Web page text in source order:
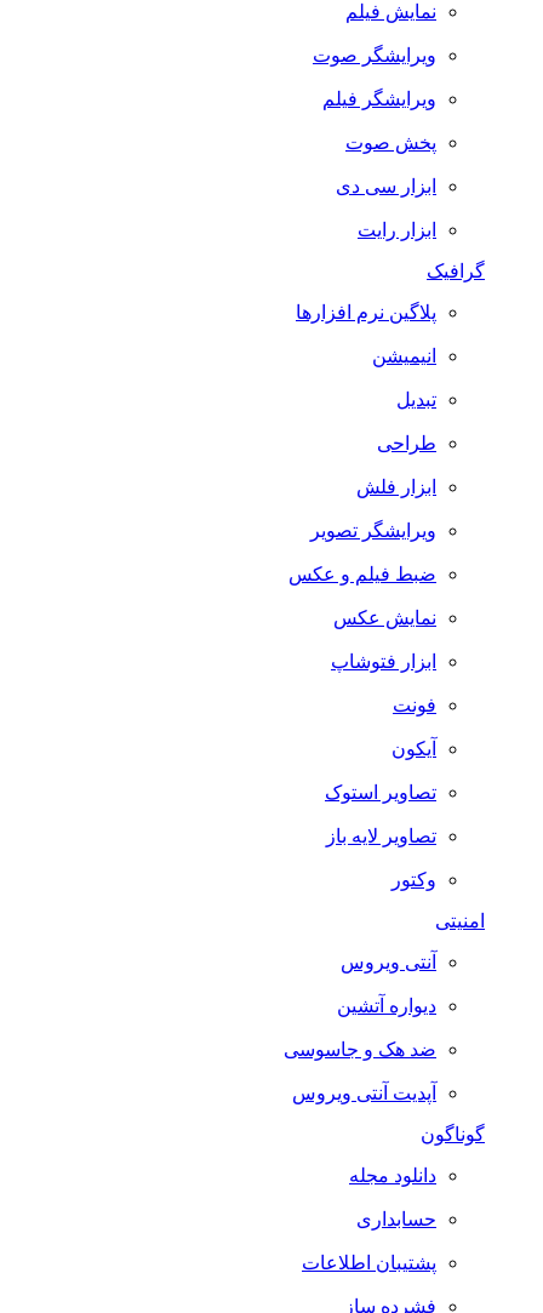
نمایش فیلم
ویرایشگر صوت
ویرایشگر فیلم
پخش صوت
ابزار سی دی
ابزار رایت
گرافیک
پلاگین نرم افزارها
انیمیشن
تبدیل
طراحی
ابزار فلش
ویرایشگر تصویر
ضبط فيلم و عكس
نمایش عکس
ابزار فتوشاپ
فونت
آیکون
تصاویر استوک
تصاویر لایه باز
وکتور
امنیتی
آنتی ویروس
دیواره آتشین
ضد هک و جاسوسی
آپدیت آنتی ویروس
گوناگون
دانلود مجله
حسابداری
پشتیبان اطلاعات
فشرده ساز